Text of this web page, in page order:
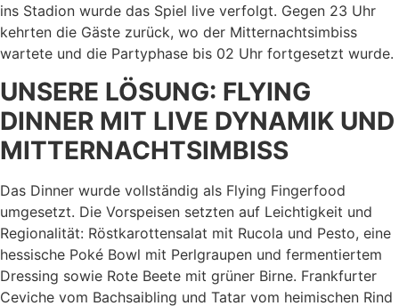
ins Stadion wurde das Spiel live verfolgt. Gegen 23 Uhr
kehrten die Gäste zurück, wo der Mitternachtsimbiss
wartete und die Partyphase bis 02 Uhr fortgesetzt wurde.
UNSERE LÖSUNG: FLYING
DINNER MIT LIVE DYNAMIK UND
MITTERNACHTSIMBISS
Das Dinner wurde vollständig als Flying Fingerfood
umgesetzt. Die Vorspeisen setzten auf Leichtigkeit und
Regionalität: Röstkarottensalat mit Rucola und Pesto, eine
hessische Poké Bowl mit Perlgraupen und fermentiertem
Dressing sowie Rote Beete mit grüner Birne. Frankfurter
Ceviche vom Bachsaibling und Tatar vom heimischen Rind